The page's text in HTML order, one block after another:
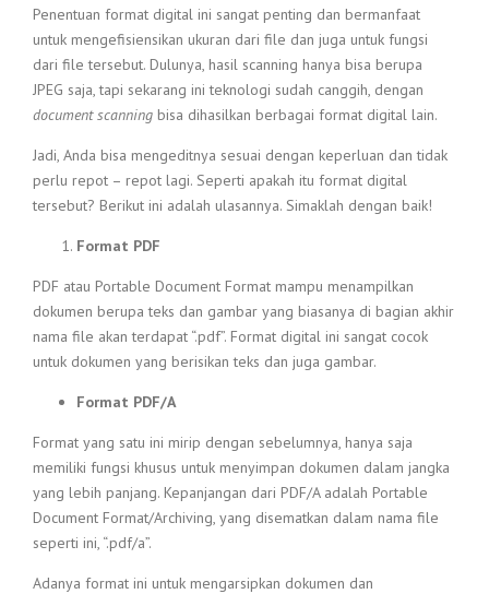
Penentuan format digital ini sangat penting dan bermanfaat
untuk mengefisiensikan ukuran dari file dan juga untuk fungsi
dari file tersebut. Dulunya, hasil scanning hanya bisa berupa
JPEG saja, tapi sekarang ini teknologi sudah canggih, dengan
document scanning bisa dihasilkan berbagai format digital lain.
Jadi, Anda bisa mengeditnya sesuai dengan keperluan dan tidak
perlu repot – repot lagi. Seperti apakah itu format digital
tersebut? Berikut ini adalah ulasannya. Simaklah dengan baik!
Format PDF
PDF atau Portable Document Format mampu menampilkan
dokumen berupa teks dan gambar yang biasanya di bagian akhir
nama file akan terdapat “.pdf”. Format digital ini sangat cocok
untuk dokumen yang berisikan teks dan juga gambar.
Format PDF/A
Format yang satu ini mirip dengan sebelumnya, hanya saja
memiliki fungsi khusus untuk menyimpan dokumen dalam jangka
yang lebih panjang. Kepanjangan dari PDF/A adalah Portable
Document Format/Archiving, yang disematkan dalam nama file
seperti ini, “.pdf/a”.
Adanya format ini untuk mengarsipkan dokumen dan